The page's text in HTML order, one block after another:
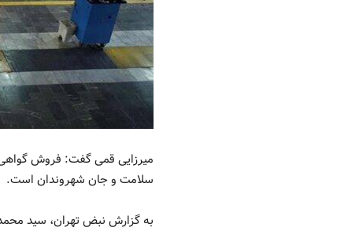
میرزایی قمی گفت: فروش
سلامت و جان شهروندان است.
به گزارش نبض تهران، سید